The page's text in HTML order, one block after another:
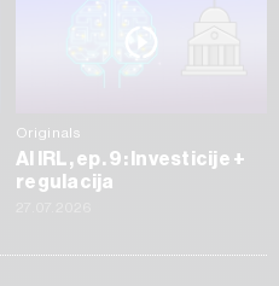
Originals
AI IRL, ep. 9: Investicije +
regulacija